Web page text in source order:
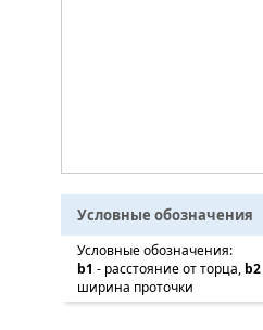
Условные обозначения
Условные обозначения:
b1 - расстояние от торца, b2
ширина проточки